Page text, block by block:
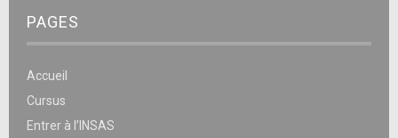
PAGES
Accueil
Cursus
Entrer à l’INSAS